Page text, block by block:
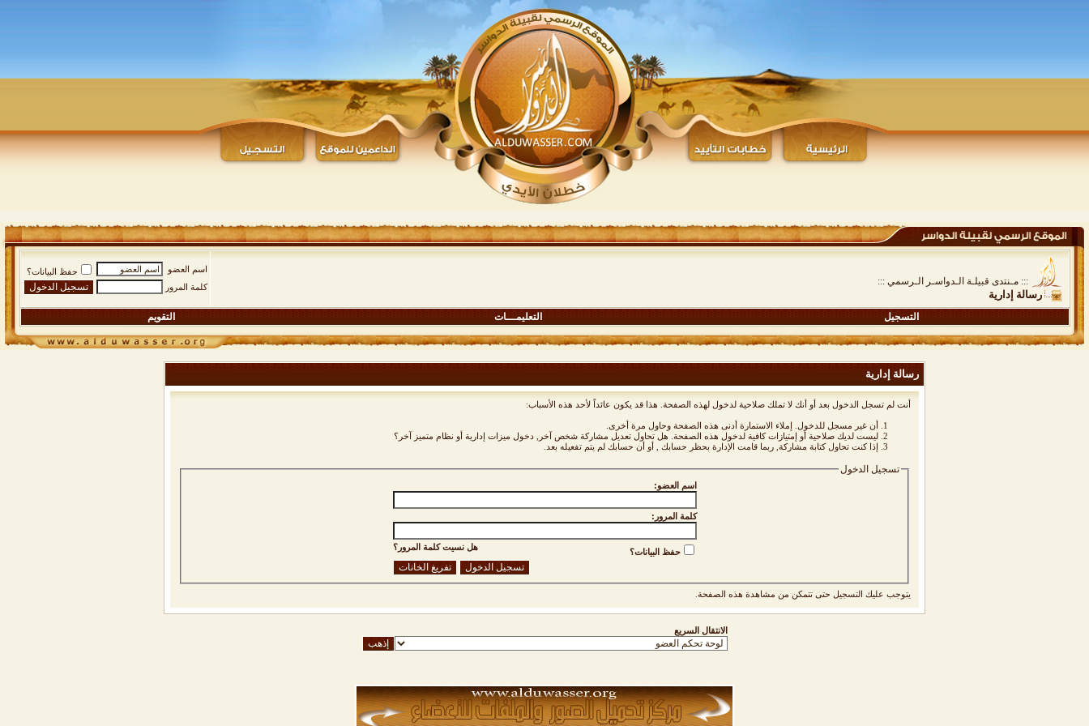
::: مـنتدى قبيلـة الـدواسـر الـرسمي :::
رسالة إدارية
اسم العضو
حفظ البيانات؟
كلمة المرور
التسجيل التعليمـــات التقويم
رسالة إدارية
أنت لم تسجل الدخول بعد أو أنك لا تملك صلاحية لدخول لهذه الصفحة. هذا قد يكون عائداً لأحد هذه الأسباب:
أن غير مسجل للدخول. إملاء الاستمارة أدنى هذه الصفحة وحاول مرة أخرى.
ليست لديك صلاحية أو إمتيازات كافية لدخول هذه الصفحة. هل تحاول تعديل مشاركة شخص آخر, دخول ميزات إدارية أو نظام متميز آخر؟
إذا كنت تحاول كتابة مشاركة, ربما قامت الإدارة بحظر حسابك , أو أن حسابك لم يتم تفعيله بعد.
تسجيل الدخول
اسم العضو:
كلمة المرور:
هل نسيت كلمة المرور؟ حفظ البيانات؟
يتوجب عليك التسجيل حتى تتمكن من مشاهدة هذه الصفحة.
الانتقال السريع